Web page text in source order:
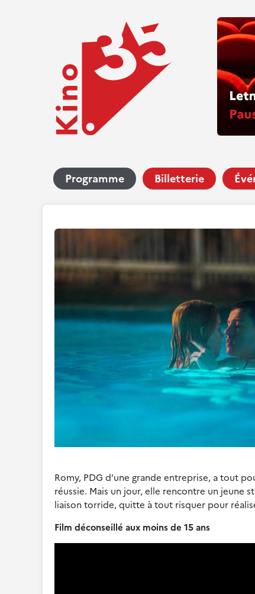
Programme Billetterie
Romy, PDG d’une grande entreprise, a tout
réussie. Mais un jour, elle rencontre un jeune
liaison torride, quitte à tout risquer pour
Film déconseillé aux moins de 15 ans